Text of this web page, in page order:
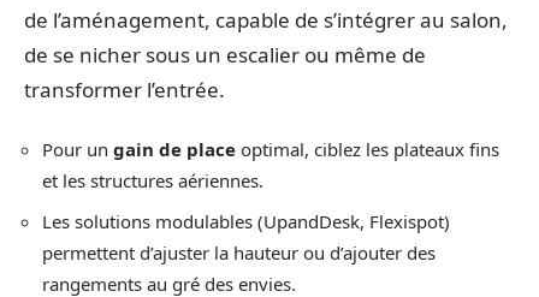
de l’aménagement, capable de s’intégrer au salon,
de se nicher sous un escalier ou même de
transformer l’entrée.
Pour un gain de place optimal, ciblez les plateaux fins
et les structures aériennes.
Les solutions modulables (UpandDesk, Flexispot)
permettent d’ajuster la hauteur ou d’ajouter des
rangements au gré des envies.